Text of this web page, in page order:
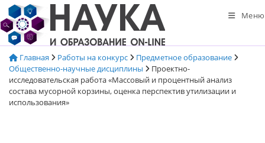
Перейти
к
содержимому
Меню
Главная Работы на конкурс
Предметное образование
Общественно-научные дисциплины
Проектно-
исследовательская работа «Массовый и процентный анализ
состава мусорной корзины, оценка перспектив утилизации и
использования»